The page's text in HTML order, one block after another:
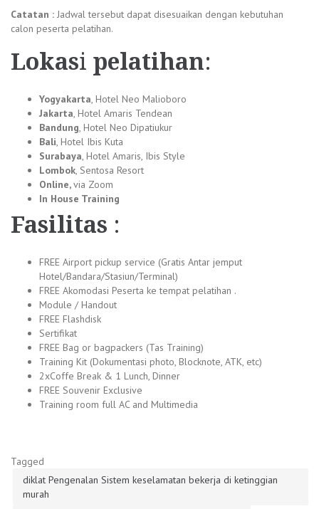
Catatan : Jadwal tersebut dapat disesuaikan dengan kebutuhan
calon peserta pelatihan.
Lokasi pelatihan:
Yogyakarta, Hotel Neo Malioboro
Jakarta, Hotel Amaris Tendean
Bandung, Hotel Neo Dipatiukur
Bali, Hotel Ibis Kuta
Surabaya, Hotel Amaris, Ibis Style
Lombok, Sentosa Resort
Online,via Zoom
In House Training
Fasilitas :
FREE Airport pickup service (Gratis Antar jemput
Hotel/Bandara/Stasiun/Terminal)
FREE Akomodasi Peserta ke tempat pelatihan .
Module / Handout
FREE Flashdisk
Sertifikat
FREE Bag or bagpackers (Tas Training)
Training Kit (Dokumentasi photo, Blocknote, ATK, etc)
2xCoffe Break & 1 Lunch, Dinner
FREE Souvenir Exclusive
Training room full AC and Multimedia
Tagged
diklat Pengenalan Sistem keselamatan bekerja di ketinggian
murah